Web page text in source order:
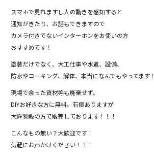
スマホで見れますし人の動きを感知すると
通知がきたり、お話もできますので
カメラ付きでないインターホンをお使いの方
おすすめです！
塗装だけでなく、大工仕事や水道、設備、
防水やコーキング、解体、本当になんでもやってます！
現場で余った資材等も廃棄せず、
DIYお好きな方に無料、有償ありますが
大輝物販の方で販売しております！！！
こんなもの無い？大歓迎です！
気軽にお声かけください！！！